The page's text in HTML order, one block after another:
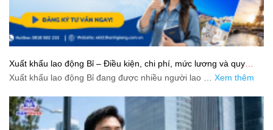
Xuất khẩu lao động Bỉ – Điều kiện, chi phí, mức lương và quy
trình chuẩn cho người lao động
Xuất khẩu lao động Bỉ đang được nhiều người lao … Xem thêm